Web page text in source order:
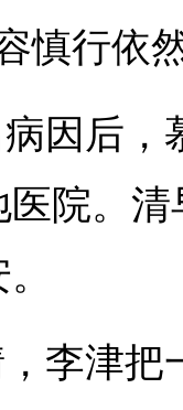
慎行依
因后，
院。
李津把